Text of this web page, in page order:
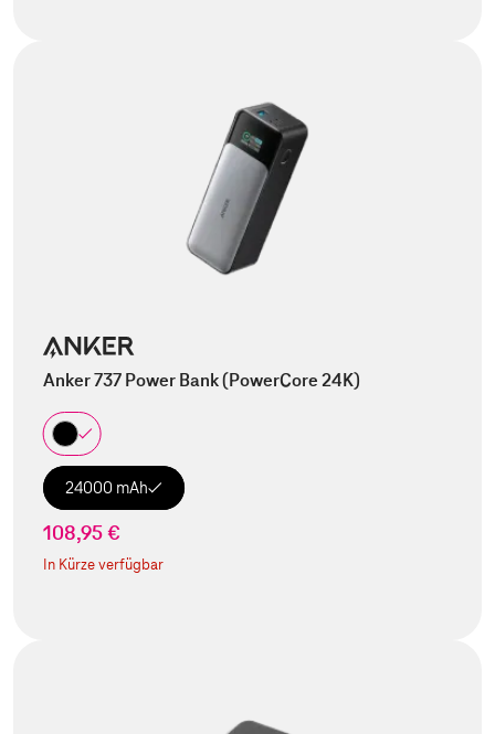
Anker 737 Power Bank (PowerCore 24K)
24000 mAh
108,95 €
In Kürze verfügbar